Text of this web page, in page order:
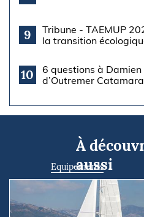
9
Tribune - TAEMUP
la transition
10
6 questions à
d’Outremer
À
aussi
Equipements